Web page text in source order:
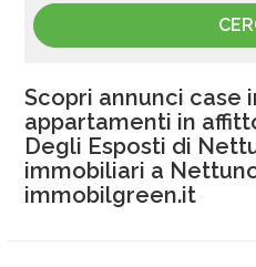
Scopri annunci case
appartamenti in
Degli Esposti di
immobiliari a
immobilgreen.it